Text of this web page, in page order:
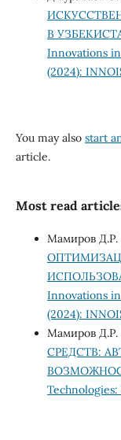
В
Innovations in
(2024):
You may also start
article.
Most read
Мамиров Д.Р.
Innovations in
(2024):
Мамиров Д.Р.
СРЕДСТВ:
Technologies: